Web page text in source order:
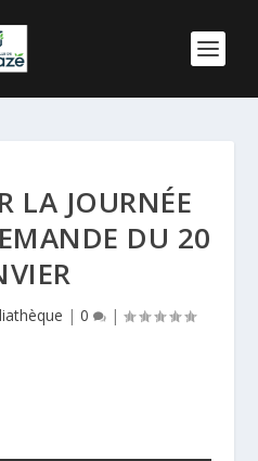
LA JOURNÉE
DU 20
| 0 |